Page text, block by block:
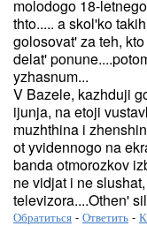
molodogo 18-
thto..... a skol'ko
golosovat' za teh,
delat'
yzhasnum...
V Bazele, kazhduji
ijunja, na etoji
muzhthina i
ot yvidennogo na
banda otmorozkov
ne vidjat i ne
televizora....Othen'
Обратиться - Ответить -